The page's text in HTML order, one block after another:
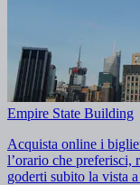
Empire State Building
Acquista online i
l’orario che preferisci,
goderti subito la vista